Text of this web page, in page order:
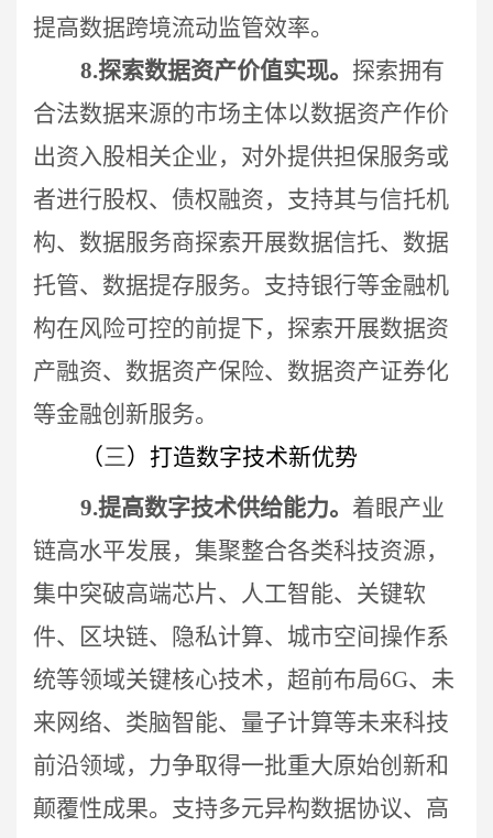
提高数据跨境流动监管效率。
8.探索数据资产价值实现。 探索拥有
合法数据来源的市场主体以数据资产作价
出资入股相关企业，对外提供担保服务或
者进行股权、债权融资，支持其与信托机
构、数据服务商探索开展数据信托、数据
托管、数据提存服务。支持银行等金融机
构在风险可控的前提下，探索开展数据资
产融资、数据资产保险、数据资产证券化
等金融创新服务。
（三）打造数字技术新优势
9.提高数字技术供给能力。 着眼产业
链高水平发展，集聚整合各类科技资源，
集中突破高端芯片、人工智能、关键软
件、区块链、隐私计算、城市空间操作系
统等领域关键核心技术，超前布局6G、未
来网络、类脑智能、量子计算等未来科技
前沿领域，力争取得一批重大原始创新和
颠覆性成果。 支持多元异构数据协议、高